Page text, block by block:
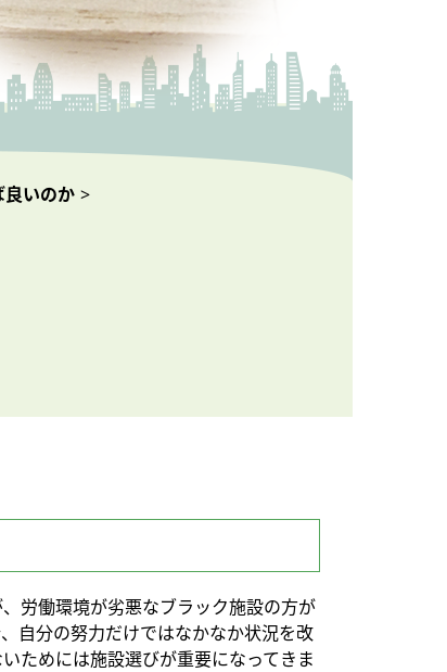
良いのか >
労働環境が劣悪なブラック施設の方が
自分の努力だけではなかなか状況を改
ためには施設選びが重要になってきま